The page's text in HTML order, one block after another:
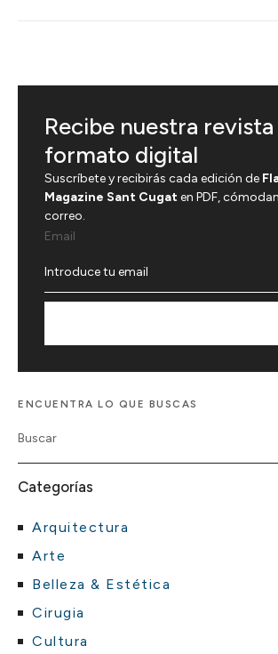
Recibe nuestra revista
formato digital
Suscríbete y recibirás cada edición de
Magazine Sant Cugaten PDF,
correo.
Email
ENCUENTRA LO QUE BUSCAS
Categorías
Arquitectura
Arte
Belleza & Estética
Cirugia
Cultura